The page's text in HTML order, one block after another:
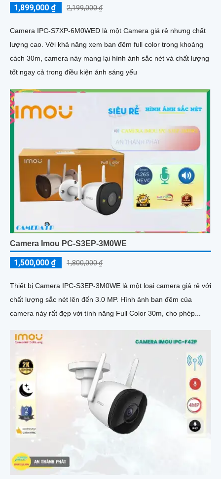
1,899,000 ₫ 2,199,000 ₫
Camera IPC-S7XP-6M0WED là một Camera giá rẻ nhưng chất
lượng cao. Với khả năng xem ban đêm full color trong khoảng
cách 30m, camera này mang lại hình ảnh sắc nét và chất lượng
tốt ngay cả trong điều kiện ánh sáng yếu
Camera Imou PC-S3EP-3M0WE
1,500,000 ₫ 1,800,000 ₫
Thiết bị Camera IPC-S3EP-3M0WE là một loại camera giá rẻ với
chất lượng sắc nét lên đến 3.0 MP. Hình ảnh ban đêm của
camera này rất đẹp với tính năng Full Color 30m, cho phép...